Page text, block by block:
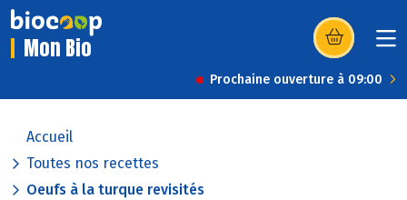
Mon Bio (s’ouvre dans
Prochaine ouverture à 09:00
Accueil
Toutes nos recettes
Oeufs à la turque revisités